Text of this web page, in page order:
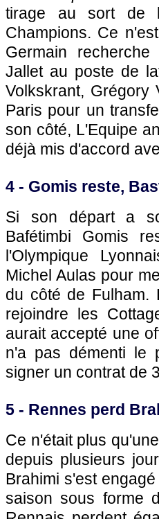
tirage au sort de
Champions. Ce
Germain
Jallet au poste de
Volkskrant, Grégory
Paris pour un
son côté, L'Equipe
déjà mis d'accord
4 - Gomis reste,
Si son départ a
Bafétimbi Gomis
l'Olympique
Michel Aulas pour
du côté de Fulham.
rejoindre les
aurait accepté une
n'a pas démenti le
signer un contrat de
5 - Rennes perd
Ce n'était plus
depuis plusieurs
Brahimi s'est
saison sous forme